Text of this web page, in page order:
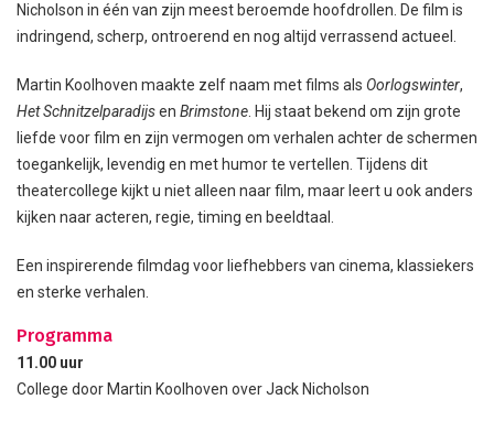
Nicholson in één van zijn meest beroemde hoofdrollen. De film is
indringend, scherp, ontroerend en nog altijd verrassend actueel.
Martin Koolhoven maakte zelf naam met films als Oorlogswinter,
Het Schnitzelparadijsen Brimstone. Hij staat bekend om zijn grote
liefde voor film en zijn vermogen om verhalen achter de schermen
toegankelijk, levendig en met humor te vertellen. Tijdens dit
theatercollege kijkt u niet alleen naar film, maar leert u ook anders
kijken naar acteren, regie, timing en beeldtaal.
Een inspirerende filmdag voor liefhebbers van cinema, klassiekers
en sterke verhalen.
Programma
11.00 uur
College door Martin Koolhoven over Jack Nicholson